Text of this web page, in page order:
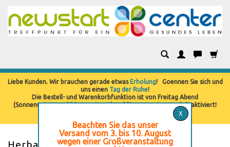
Liebe Kunden. Wir brauchen gerade etwas Erholung! Goennen Sie sich und
uns einen Tag der Ruhe!
Die Bestell- und Warenkorbfunktion ist von Freitag Abend
(Sonnenuntergang) bis Samstag Abend (Sonnenuntergang) deaktiviert!
X
Beachten Sie das unser
Versand vom 3. bis 10. August
wegen einer Großveranstaltung
Herbaria